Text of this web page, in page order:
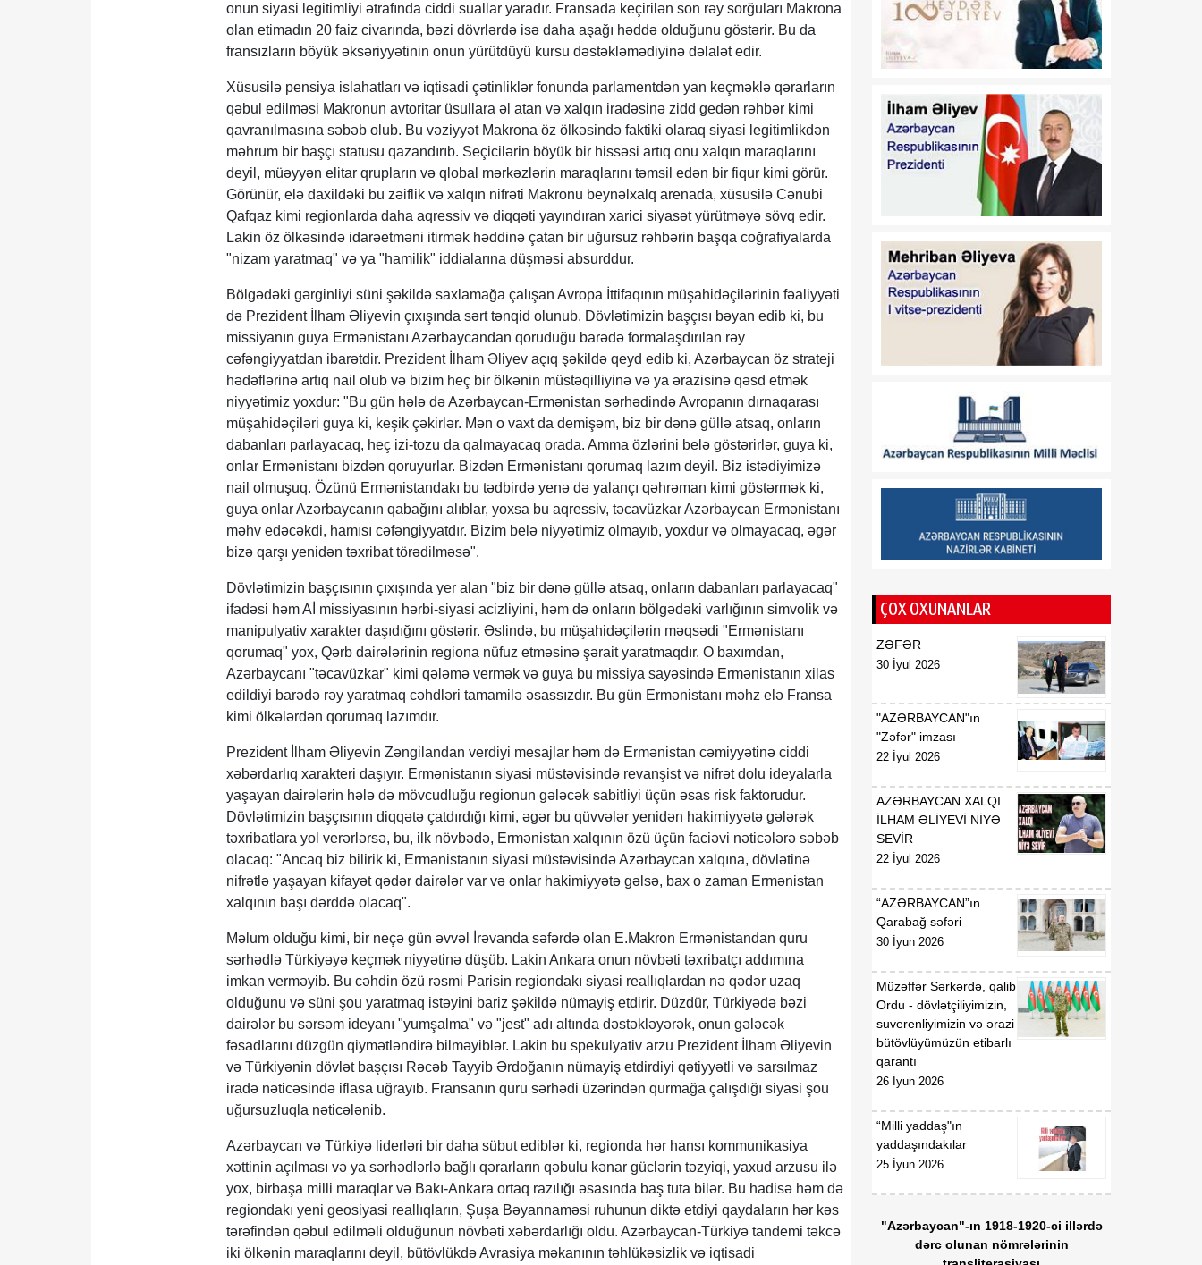
onun siyasi legitimliyi ətrafında ciddi suallar yaradır. Fransada keçirilən son rəy sorğuları Makrona
olan etimadın 20 faiz civarında, bəzi dövrlərdə isə daha aşağı həddə olduğunu göstərir. Bu da
fransızların böyük əksəriyyətinin onun yürütdüyü kursu dəstəkləmədiyinə dəlalət edir.
Xüsusilə pensiya islahatları və iqtisadi çətinliklər fonunda parlamentdən yan keçməklə qərarların
qəbul edilməsi Makronun avtoritar üsullara əl atan və xalqın iradəsinə zidd gedən rəhbər kimi
qavranılmasına səbəb olub. Bu vəziyyət Makrona öz ölkəsində faktiki olaraq siyasi legitimlikdən
məhrum bir başçı statusu qazandırıb. Seçicilərin böyük bir hissəsi artıq onu xalqın maraqlarını
deyil, müəyyən elitar qrupların və qlobal mərkəzlərin maraqlarını təmsil edən bir fiqur kimi görür.
Görünür, elə daxildəki bu zəiflik və xalqın nifrəti Makronu beynəlxalq arenada, xüsusilə Cənubi
Qafqaz kimi regionlarda daha aqressiv və diqqəti yayındıran xarici siyasət yürütməyə sövq edir.
Lakin öz ölkəsində idarəetməni itirmək həddinə çatan bir uğursuz rəhbərin başqa coğrafiyalarda
"nizam yaratmaq" və ya "hamilik" iddialarına düşməsi absurddur.
Bölgədəki gərginliyi süni şəkildə saxlamağa çalışan Avropa İttifaqının müşahidəçilərinin fəaliyyəti
də Prezident İlham Əliyevin çıxışında sərt tənqid olunub. Dövlətimizin başçısı bəyan edib ki, bu
missiyanın guya Ermənistanı Azərbaycandan qoruduğu barədə formalaşdırılan rəy
cəfəngiyyatdan ibarətdir. Prezident İlham Əliyev açıq şəkildə qeyd edib ki, Azərbaycan öz strateji
hədəflərinə artıq nail olub və bizim heç bir ölkənin müstəqilliyinə və ya ərazisinə qəsd etmək
niyyətimiz yoxdur: "Bu gün hələ də Azərbaycan-Ermənistan sərhədində Avropanın dırnaqarası
müşahidəçiləri guya ki, keşik çəkirlər. Mən o vaxt da demişəm, biz bir dənə güllə atsaq, onların
dabanları parlayacaq, heç izi-tozu da qalmayacaq orada. Amma özlərini belə göstərirlər, guya ki,
onlar Ermənistanı bizdən qoruyurlar. Bizdən Ermənistanı qorumaq lazım deyil. Biz istədiyimizə
nail olmuşuq. Özünü Ermənistandakı bu tədbirdə yenə də yalançı qəhrəman kimi göstərmək ki,
guya onlar Azərbaycanın qabağını alıblar, yoxsa bu aqressiv, təcavüzkar Azərbaycan Ermənistanı
məhv edəcəkdi, hamısı cəfəngiyyatdır. Bizim belə niyyətimiz olmayıb, yoxdur və olmayacaq, əgər
bizə qarşı yenidən təxribat törədilməsə".
Dövlətimizin başçısının çıxışında yer alan "biz bir dənə güllə atsaq, onların dabanları parlayacaq"
ifadəsi həm Aİ missiyasının hərbi-siyasi acizliyini, həm də onların bölgədəki varlığının simvolik və
manipulyativ xarakter daşıdığını göstərir. Əslində, bu müşahidəçilərin məqsədi "Ermənistanı
qorumaq" yox, Qərb dairələrinin regiona nüfuz etməsinə şərait yaratmaqdır. O baxımdan,
Azərbaycanı "təcavüzkar" kimi qələmə vermək və guya bu missiya sayəsində Ermənistanın xilas
edildiyi barədə rəy yaratmaq cəhdləri tamamilə əsassızdır. Bu gün Ermənistanı məhz elə Fransa
kimi ölkələrdən qorumaq lazımdır.
Prezident İlham Əliyevin Zəngilandan verdiyi mesajlar həm də Ermənistan cəmiyyətinə ciddi
xəbərdarlıq xarakteri daşıyır. Ermənistanın siyasi müstəvisində revanşist və nifrət dolu ideyalarla
yaşayan dairələrin hələ də mövcudluğu regionun gələcək sabitliyi üçün əsas risk faktorudur.
Dövlətimizin başçısının diqqətə çatdırdığı kimi, əgər bu qüvvələr yenidən hakimiyyətə gələrək
təxribatlara yol verərlərsə, bu, ilk növbədə, Ermənistan xalqının özü üçün faciəvi nəticələrə səbəb
olacaq: "Ancaq biz bilirik ki, Ermənistanın siyasi müstəvisində Azərbaycan xalqına, dövlətinə
nifrətlə yaşayan kifayət qədər dairələr var və onlar hakimiyyətə gəlsə, bax o zaman Ermənistan
xalqının başı dərddə olacaq".
Məlum olduğu kimi, bir neçə gün əvvəl İrəvanda səfərdə olan E.Makron Ermənistandan quru
sərhədlə Türkiyəyə keçmək niyyətinə düşüb. Lakin Ankara onun növbəti təxribatçı addımına
imkan verməyib. Bu cəhdin özü rəsmi Parisin regiondakı siyasi reallıqlardan nə qədər uzaq
olduğunu və süni şou yaratmaq istəyini bariz şəkildə nümayiş etdirir. Düzdür, Türkiyədə bəzi
dairələr bu sərsəm ideyanı "yumşalma" və "jest" adı altında dəstəkləyərək, onun gələcək
fəsadlarını düzgün qiymətləndirə bilməyiblər. Lakin bu spekulyativ arzu Prezident İlham Əliyevin
və Türkiyənin dövlət başçısı Rəcəb Tayyib Ərdoğanın nümayiş etdirdiyi qətiyyətli və sarsılmaz
iradə nəticəsində iflasa uğrayıb. Fransanın quru sərhədi üzərindən qurmağa çalışdığı siyasi şou
uğursuzluqla nəticələnib.
Azərbaycan və Türkiyə liderləri bir daha sübut ediblər ki, regionda hər hansı kommunikasiya
xəttinin açılması və ya sərhədlərlə bağlı qərarların qəbulu kənar güclərin təzyiqi, yaxud arzusu ilə
yox, birbaşa milli maraqlar və Bakı-Ankara ortaq razılığı əsasında baş tuta bilər. Bu hadisə həm də
regiondakı yeni geosiyasi reallıqların, Şuşa Bəyannaməsi ruhunun diktə etdiyi qaydaların hər kəs
tərəfindən qəbul edilməli olduğunun növbəti xəbərdarlığı oldu. Azərbaycan-Türkiyə tandemi təkcə
iki ölkənin maraqlarını deyil, bütövlükdə Avrasiya məkanının təhlükəsizlik və iqtisadi
Kənd Təsərrüfatı
Nazirliyinin vəzifəli şəxsləri
Qax və Balakən
vətəndaşlarla görüşüb
16:29
07 Avqust
Azərbaycanın bank
sektoru “Moody’s”dən
müsbət qiymət alıb
16:28
07 Avqust
Ermənistan arasında sülh
Cənubi Qafqaz üçün yeni
inkişaf mərhələsinin
əsasını qoya bilər
16:27
07 Avqust
ATƏT-in Minsk qrupunun
ləğvi – tarixi zərurətdən
16:24
07 Avqust
Qarşılıqlı etimada
söykənən strateji
tərəfdaşlıq
Qalib Liderin Vaşinqton
missiyası: regional
təhlükəsizliyin və TRIPP
layihəsinin gələcəyi
Prezident İlham Əliyevin
həyata keçirdiyi strateji
əhəmiyyətini daha da
16:03
Nazir Rəşad Nəbiyev
Zəngilanda vətəndaşlarla
16:00
07 Avqust
ÇOX OXUNANLAR
ZƏFƏR
30 İyul 2026
"AZƏRBAYCAN"ın
"Zəfər" imzası
22 İyul 2026
AZƏRBAYCAN XALQI
İLHAM ƏLİYEVİ NİYƏ
SEVİR
22 İyul 2026
“AZƏRBAYCAN”ın
Qarabağ səfəri
30 İyun 2026
Müzəffər Sərkərdə, qalib
Ordu - dövlətçiliyimizin,
suverenliyimizin və ərazi
bütövlüyümüzün etibarlı
qarantı
26 İyun 2026
“Milli yaddaş"ın
yaddaşındakılar
25 İyun 2026
"Azərbaycan"-ın 1918-1920-ci illərdə
dərc olunan nömrələrinin